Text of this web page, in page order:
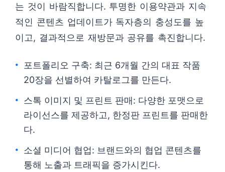
는 것이 바람직합니다. 투명한 이용약관과 지속
적인 콘텐츠 업데이트가 독자층의 충성도를 높
이고, 결과적으로 재방문과 공유를 촉진합니다.
포트폴리오 구축: 최근 6개월 간의 대표 작품
20장을 선별하여 카탈로그를 만든다.
스톡 이미지 및 프린트 판매: 다양한 포맷으로
라이선스를 제공하고, 한정판 프린트를 판매한
다.
소셜 미디어 협업: 브랜드와의 협업 콘텐츠를
통해 노출과 트래픽을 증가시킨다.